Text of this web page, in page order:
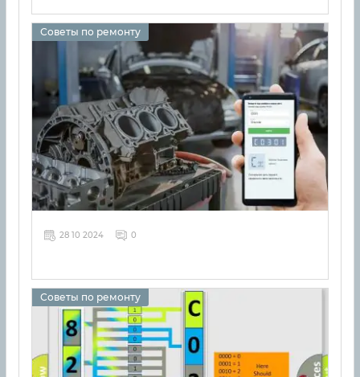
Советы по ремонту
28 10 2024 0
Советы по ремонту